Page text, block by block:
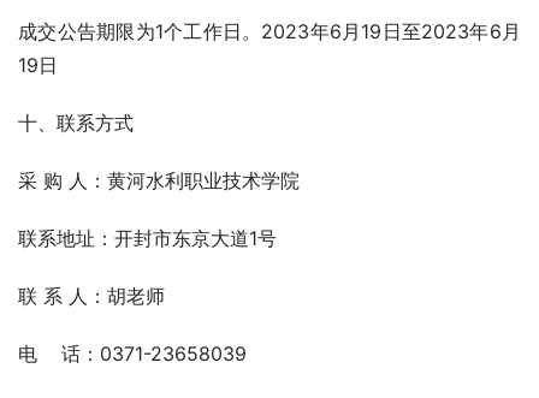
成交公告期限为1个工作日。2023年6月19日至2023年6月
19日
十、联系方式
采 购 人：黄河水利职业技术学院
联系地址：开封市东京大道1号
联 系 人：胡老师
电    话：0371-23658039